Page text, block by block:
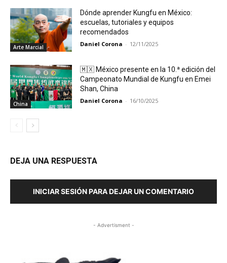
Arte Marcial
Dónde aprender Kungfu en México:
escuelas, tutoriales y equipos
recomendados
Daniel Corona - 12/11/2025
China
🇲🇽 México presente en la 10.ª edición del
Campeonato Mundial de Kungfu en Emei
Shan, China
Daniel Corona - 16/10/2025
DEJA UNA RESPUESTA
INICIAR SESIÓN PARA DEJAR UN COMENTARIO
- Advertisment -